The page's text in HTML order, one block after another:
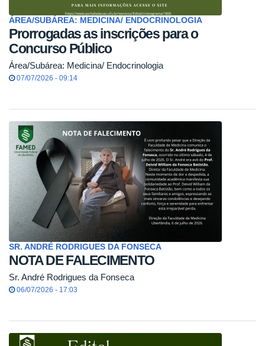
ÁREA/SUBÁREA: MEDICINA/ ENDOCRINOLOGIA
Prorrogadas as inscrições para o
Concurso Público
Área/Subárea: Medicina/ Endocrinologia
07/07/2026 - 09:14
SR. ANDRÉ RODRIGUES DA FONSECA
NOTA DE FALECIMENTO
Sr. André Rodrigues da Fonseca
06/07/2026 - 17:03